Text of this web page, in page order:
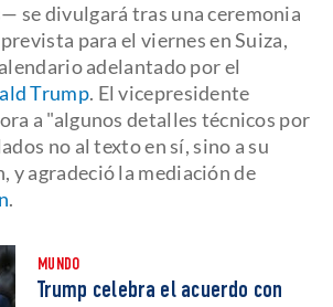
se divulgará tras una ceremonia
para el viernes en Suiza,
adelantado por el
Trump. El vicepresidente
a "algunos detalles técnicos por
no al texto en sí, sino a su
y agradeció la mediación de
.
MUNDO
Trump celebra el acuerdo con